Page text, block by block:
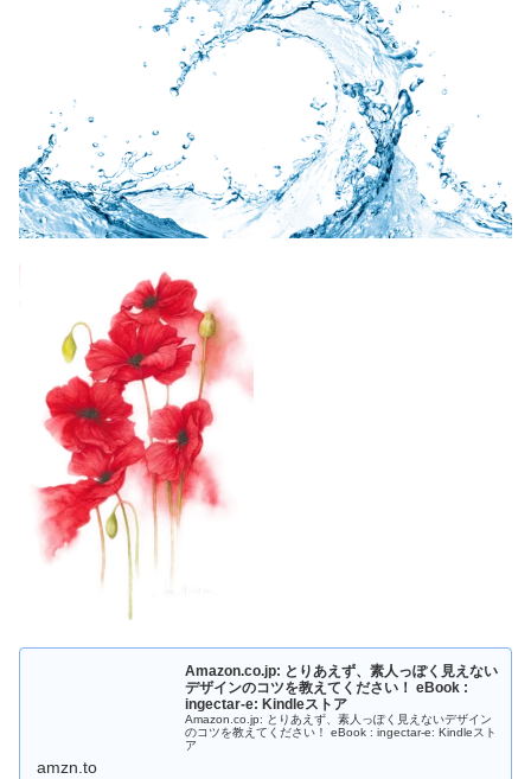
Amazon.co.jp: とりあえず、素人っぽく見えない
デザインのコツを教えてください！ eBook :
ingectar-e: Kindleストア
Amazon.co.jp: とりあえず、素人っぽく見えないデザイン
のコツを教えてください！ eBook : ingectar-e: Kindleスト
ア
amzn.to